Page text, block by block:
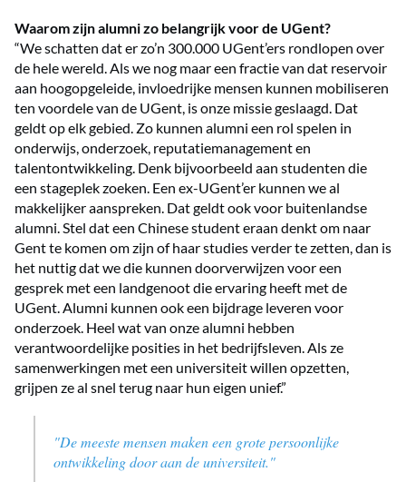
Waarom zijn alumni zo belangrijk voor de UGent?
“We schatten dat er zo’n 300.000 UGent’ers rondlopen over
de hele wereld. Als we nog maar een fractie van dat reservoir
aan hoogopgeleide, invloedrijke mensen kunnen mobiliseren
ten voordele van de UGent, is onze missie geslaagd. Dat
geldt op elk gebied. Zo kunnen alumni een rol spelen in
onderwijs, onderzoek, reputatiemanagement en
talentontwikkeling. Denk bijvoorbeeld aan studenten die
een stageplek zoeken. Een ex-UGent’er kunnen we al
makkelijker aanspreken. Dat geldt ook voor buitenlandse
alumni. Stel dat een Chinese student eraan denkt om naar
Gent te komen om zijn of haar studies verder te zetten, dan is
het nuttig dat we die kunnen doorverwijzen voor een
gesprek met een landgenoot die ervaring heeft met de
UGent. Alumni kunnen ook een bijdrage leveren voor
onderzoek. Heel wat van onze alumni hebben
verantwoordelijke posities in het bedrijfsleven. Als ze
samenwerkingen met een universiteit willen opzetten,
grijpen ze al snel terug naar hun eigen unief.”
"De meeste mensen maken een grote persoonlijke
ontwikkeling door aan de universiteit."